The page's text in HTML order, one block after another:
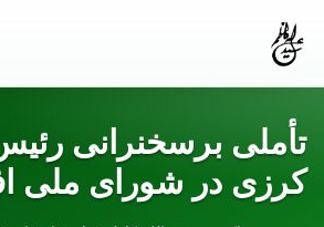
تأملی برسخنرانی
کرزی در شورای ملی